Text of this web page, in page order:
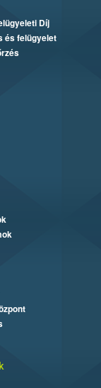
Díj
és felügyelet